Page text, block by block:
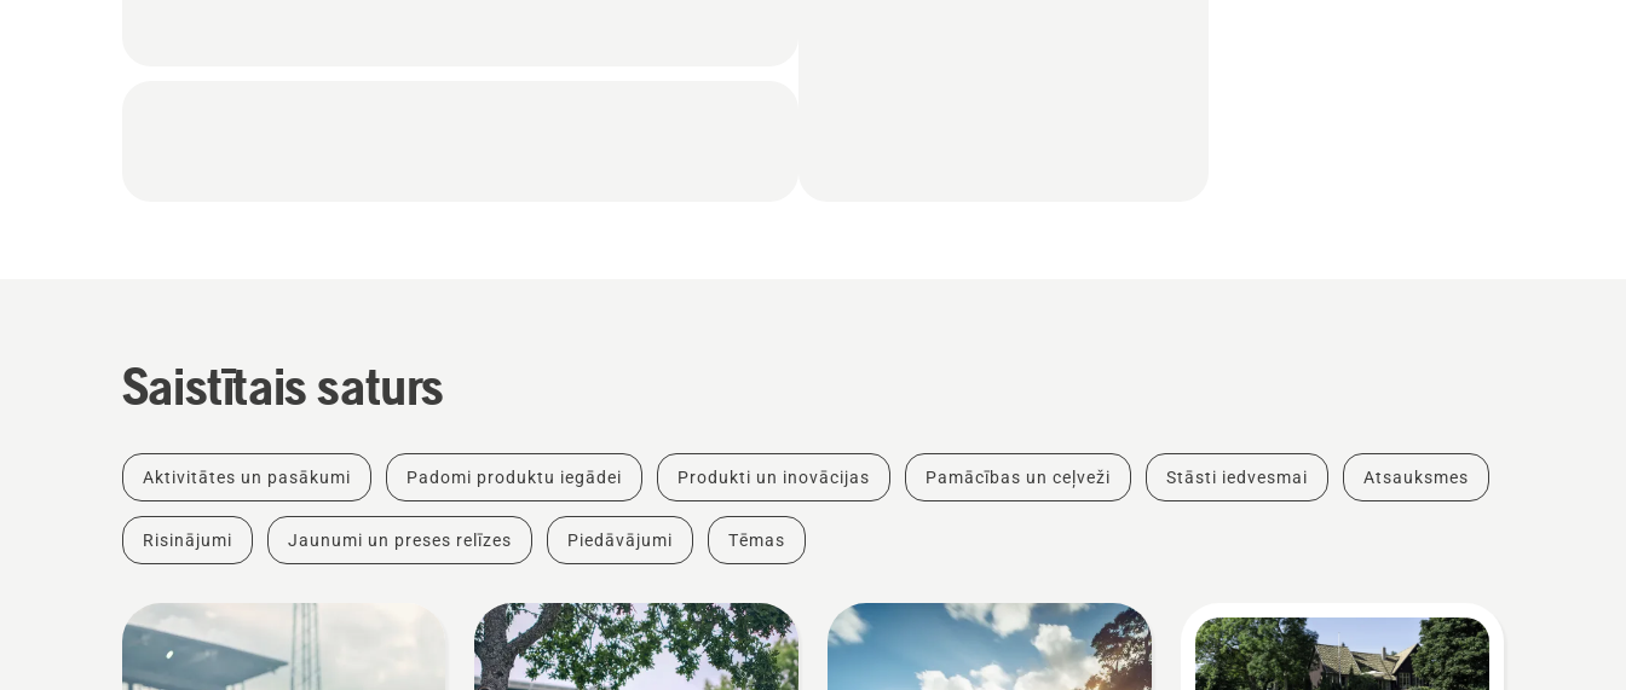
Saistītais saturs
Aktivitātes un pasākumi Padomi produktu iegādei Produkti un inovācijas Pamācības un ceļveži Stāsti iedvesmai Atsauksmes
Risinājumi Jaunumi un preses relīzes Piedāvājumi Tēmas